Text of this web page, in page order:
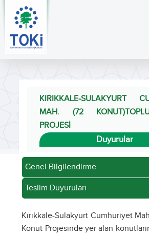
KIRIKKALE-SULAKYURT
MAH. (72
PROJESİ
Duyurular
Genel Bilgilendirme
Teslim Duyuruları
Kırıkkale-Sulakyurt Cumhuriyet
Konut Projesinde yer alan